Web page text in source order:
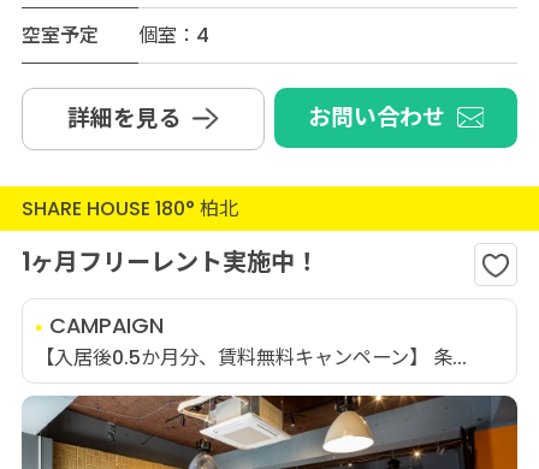
空室予定
個室：4
詳細を見る お問い合わせ
SHARE HOUSE 180° 柏北
1ヶ月フリーレント実施中！
CAMPAIGN
【入居後0.5か月分、賃料無料キャンペーン】 条...